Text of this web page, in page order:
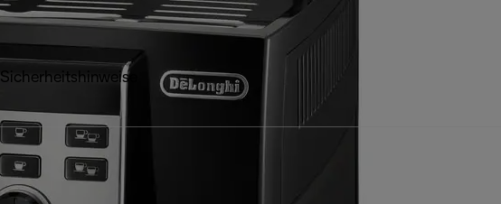
Sicherheitshinweise